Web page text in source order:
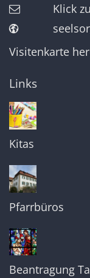
Klick
Visitenkarte
Links
Kitas
Pfarrbüros
Beantragung